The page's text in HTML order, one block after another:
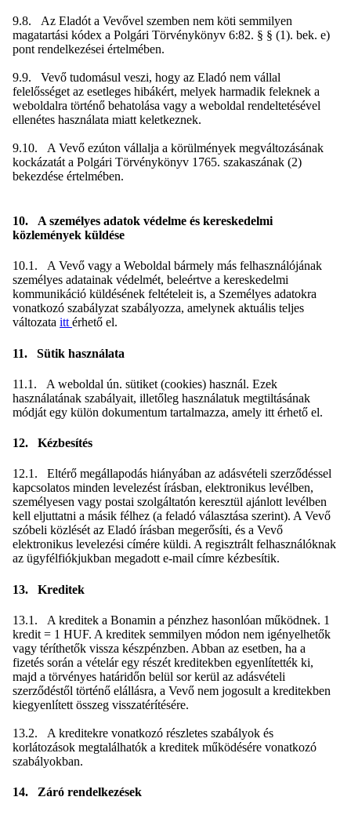
9.8. Az Eladót a Vevővel szemben nem köti semmilyen
magatartási kódex a Polgári Törvénykönyv 6:82. § § (1). bek. e)
pont rendelkezései értelmében.
9.9. Vevő tudomásul veszi, hogy az Eladó nem vállal
felelősséget az esetleges hibákért, melyek harmadik feleknek a
weboldalra történő behatolása vagy a weboldal rendeltetésével
ellenétes használata miatt keletkeznek.
9.10. A Vevő ezúton vállalja a körülmények megváltozásának
kockázatát a Polgári Törvénykönyv 1765. szakaszának (2)
bekezdése értelmében.
10. A személyes adatok védelme és kereskedelmi
közlemények küldése
10.1. A Vevő vagy a Weboldal bármely más felhasználójának
személyes adatainak védelmét, beleértve a kereskedelmi
kommunikáció küldésének feltételeit is, a Személyes adatokra
vonatkozó szabályzat szabályozza, amelynek aktuális teljes
változata itt érhető el.
11. Sütik használata
11.1. A weboldal ún. sütiket (cookies) használ. Ezek
használatának szabályait, illetőleg használatuk megtiltásának
módját egy külön dokumentum tartalmazza, amely itt érhető el.
12. Kézbesítés
12.1. Eltérő megállapodás hiányában az adásvételi szerződéssel
kapcsolatos minden levelezést írásban, elektronikus levélben,
személyesen vagy postai szolgáltatón keresztül ajánlott levélben
kell eljuttatni a másik félhez (a feladó választása szerint). A Vevő
szóbeli közlését az Eladó írásban megerősíti, és a Vevő
elektronikus levelezési címére küldi. A regisztrált felhasználóknak
az ügyfélfiókjukban megadott e-mail címre kézbesítik.
13. Kreditek
13.1. A kreditek a Bonamin a pénzhez hasonlóan működnek. 1
kredit = 1 HUF. A kreditek semmilyen módon nem igényelhetők
vagy téríthetők vissza készpénzben. Abban az esetben, ha a
fizetés során a vételár egy részét kreditekben egyenlítették ki,
majd a törvényes határidőn belül sor kerül az adásvételi
szerződéstől történő elállásra, a Vevő nem jogosult a kreditekben
kiegyenlített összeg visszatérítésére.
13.2. A kreditekre vonatkozó részletes szabályok és
korlátozások megtalálhatók a kreditek működésére vonatkozó
szabályokban.
14. Záró rendelkezések